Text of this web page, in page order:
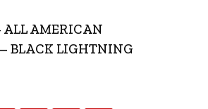
AMERICAN
BLACK LIGHTNING